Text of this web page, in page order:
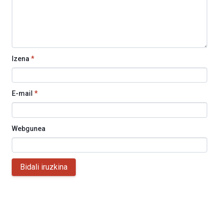
Izena *
E-mail *
Webgunea
Bidali iruzkina